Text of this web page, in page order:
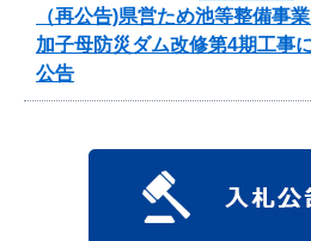
（再公告)県営ため池等整備
加子母防災ダム改修第4期工事
公告